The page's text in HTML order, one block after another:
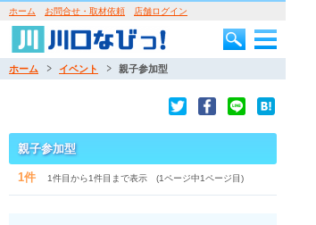
ホーム お問合せ・取材依頼 店舗ログイン
ホーム イベント 親子参加型
親子参加型
1件 1件目から1件目まで表示 (1ページ中1ページ目)